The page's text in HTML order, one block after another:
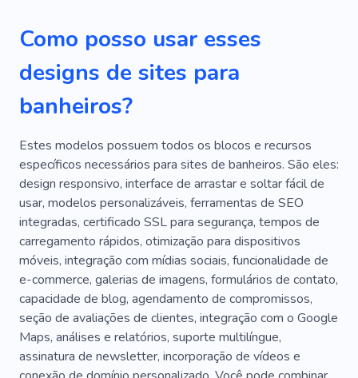
Encanador
Volume
Como posso usar esses
designs de sites para
banheiros?
Estes modelos possuem todos os blocos e recursos
específicos necessários para sites de banheiros. São eles:
design responsivo, interface de arrastar e soltar fácil de
usar, modelos personalizáveis, ferramentas de SEO
integradas, certificado SSL para segurança, tempos de
carregamento rápidos, otimização para dispositivos
móveis, integração com mídias sociais, funcionalidade de
e-commerce, galerias de imagens, formulários de contato,
capacidade de blog, agendamento de compromissos,
seção de avaliações de clientes, integração com o Google
Maps, análises e relatórios, suporte multilíngue,
assinatura de newsletter, incorporação de vídeos e